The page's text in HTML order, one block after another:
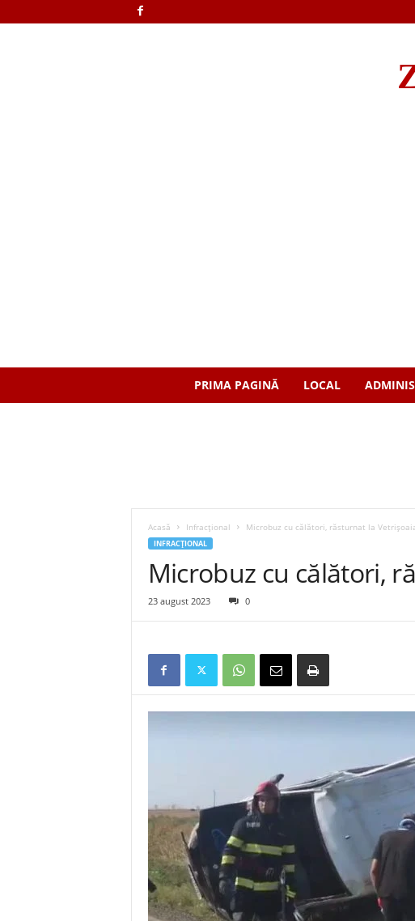
PRIMA PAGINĂ LOCAL
Acasă Infracțional Microbuz cu călători, răsturnat la
INFRACȚIONAL
Microbuz cu călători,
23 august 2023 0